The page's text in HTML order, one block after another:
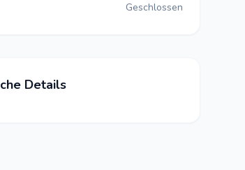
Geschlossen
Details